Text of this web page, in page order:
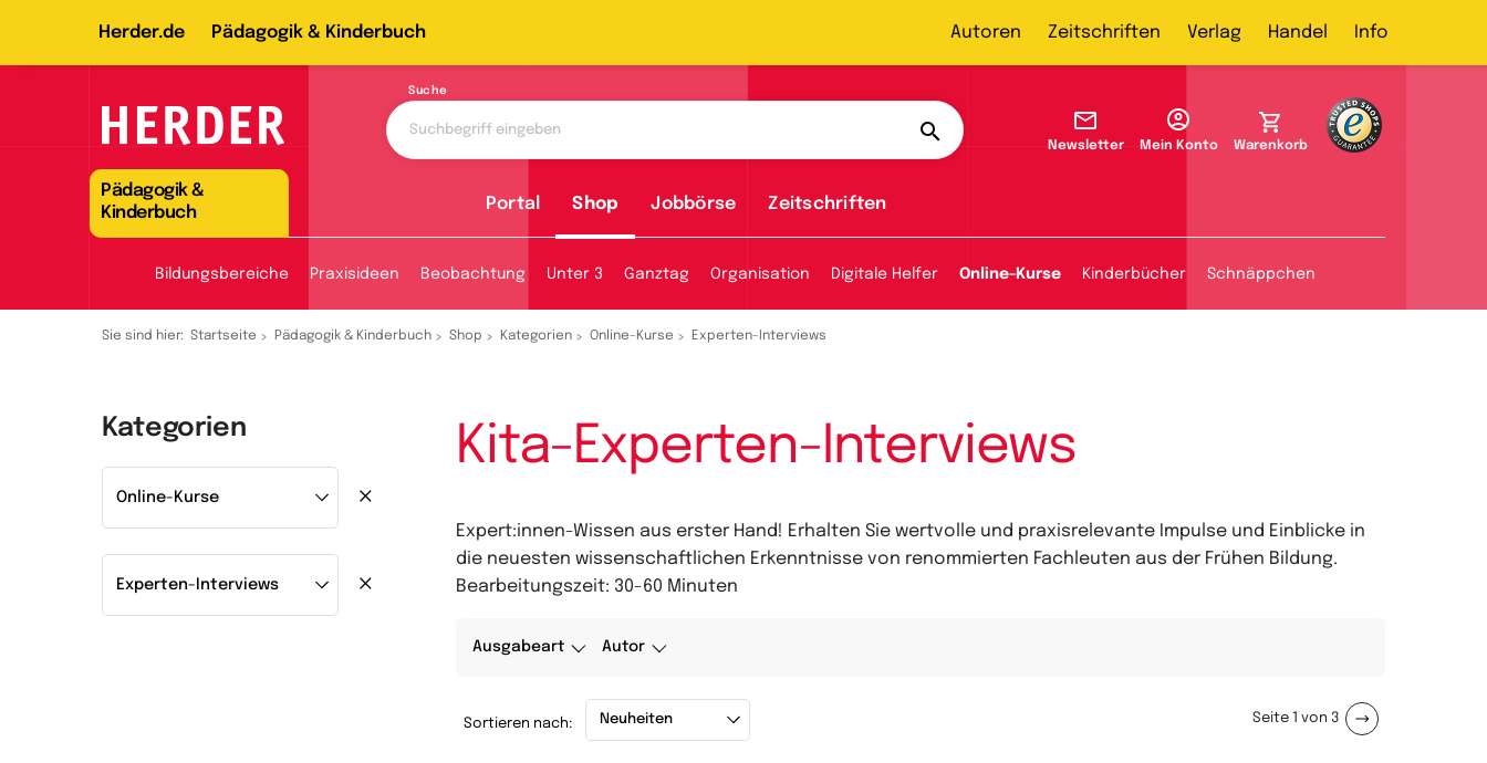
Herder.de Pädagogik & Kinderbuch Autoren Zeitschriften Verlag Handel Info
Suche
Pädagogik &
Kinderbuch
Newsletter Mein Konto Warenkorb
Portal Shop Jobbörse Zeitschriften
Bildungsbereiche Praxisideen Beobachtung Unter 3 Ganztag Organisation Digitale Helfer Online-Kurse Kinderbücher Schnäppchen
Sie sind hier: Startseite Pädagogik & Kinderbuch Shop Kategorien Online-Kurse Experten-Interviews
Kita-Experten-Interviews
Expert:innen-Wissen aus erster Hand! Erhalten Sie wertvolle und praxisrelevante Impulse und Einblicke in
die neuesten wissenschaftlichen Erkenntnisse von renommierten Fachleuten aus der Frühen Bildung.
Bearbeitungszeit: 30-60 Minuten
Ausgabeart Autor
Sortieren nach: Seite von 3
Kategorien